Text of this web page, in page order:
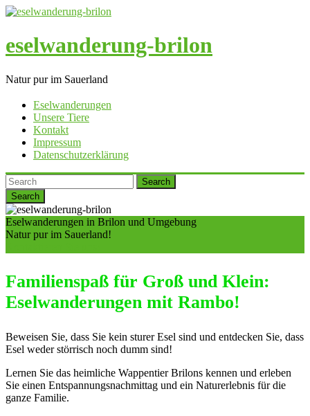
eselwanderung-brilon
Natur pur im Sauerland
Eselwanderungen
Unsere Tiere
Kontakt
Impressum
Datenschutzerklärung
Search
Eselwanderungen in Brilon und Umgebung
Natur pur im Sauerland!
Familienspaß für Groß und Klein:
Eselwanderungen mit Rambo!
Beweisen Sie, dass Sie kein sturer Esel sind und entdecken Sie, dass
Esel weder störrisch noch dumm sind!
Lernen Sie das heimliche Wappentier Brilons kennen und erleben
Sie einen Entspannungsnachmittag und ein Naturerlebnis für die
ganze Familie.